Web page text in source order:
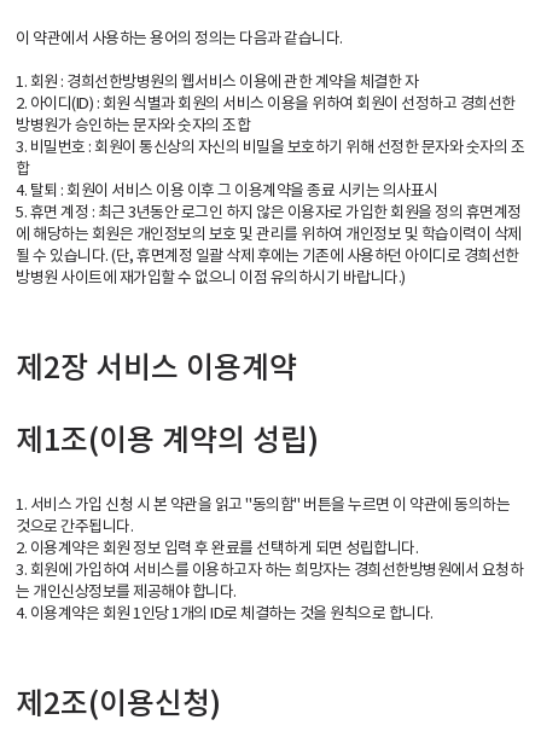
이 약관에서 사용하는 용어의 정의는 다음과 같습니다.
1. 회원 : 경희선한방병원의 웹서비스 이용에 관한 계약을 체결한 자
2. 아이디(ID) : 회원 식별과 회원의 서비스 이용을 위하여 회원이 선정하고 경희선한
방병원가 승인하는 문자와 숫자의 조합
3. 비밀번호 : 회원이 통신상의 자신의 비밀을 보호하기 위해 선정한 문자와 숫자의 조
합
4. 탈퇴 : 회원이 서비스 이용 이후 그 이용계약을 종료 시키는 의사표시
5. 휴면 계정 : 최근 3년동안 로그인 하지 않은 이용자로 가입한 회원을 정의 휴면계정
에 해당하는 회원은 개인정보의 보호 및 관리를 위하여 개인정보 및 학습이력이 삭제
될 수 있습니다. (단, 휴면계정 일괄 삭제 후에는 기존에 사용하던 아이디로 경희선한
방병원 사이트에 재가입할 수 없으니 이점 유의하시기 바랍니다.)
제2장 서비스 이용계약
제1조(이용 계약의 성립)
1. 서비스 가입 신청 시 본 약관을 읽고 "동의함" 버튼을 누르면 이 약관에 동의하는
것으로 간주됩니다.
2. 이용계약은 회원 정보 입력 후 완료를 선택하게 되면 성립합니다.
3. 회원에 가입하여 서비스를 이용하고자 하는 희망자는 경희선한방병원에서 요청하
는 개인신상정보를 제공해야 합니다.
4. 이용계약은 회원 1인당 1개의 ID로 체결하는 것을 원칙으로 합니다.
제2조(이용신청)